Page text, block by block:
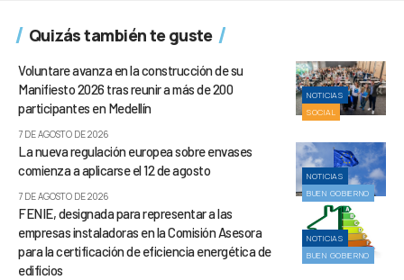
Quizás también te guste
NOTICIAS
SOCIAL
Voluntare avanza en la construcción de su
Manifiesto 2026 tras reunir a más de 200
participantes en Medellín
7 DE AGOSTO DE 2026
NOTICIAS
BUEN GOBIERNO
La nueva regulación europea sobre envases
comienza a aplicarse el 12 de agosto
7 DE AGOSTO DE 2026
NOTICIAS
BUEN GOBIERNO
FENIE, designada para representar a las
empresas instaladoras en la Comisión Asesora
para la certificación de eficiencia energética de
edificios